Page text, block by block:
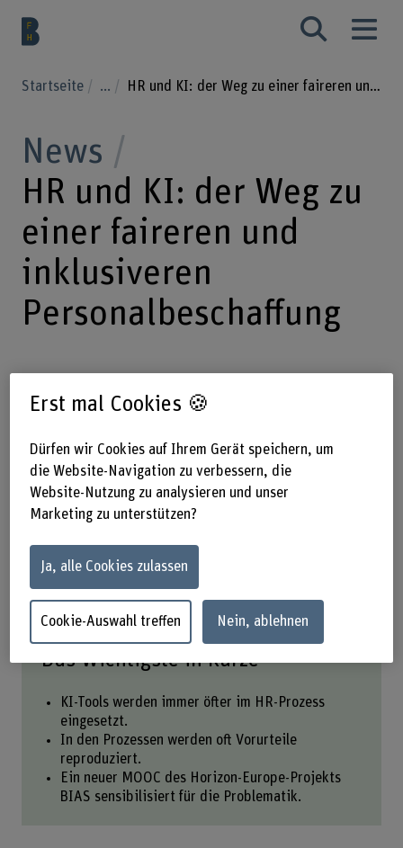
Startseite ... HR und KI: der Weg zu einer faireren und inklusiveren Personalbeschaffung
News
HR und KI: der Weg zu
einer faireren und
inklusiveren
Personalbeschaffung
18.05.2026
Wie kann KI fair und
transparent im Recruiting-Prozess
eingesetzt werden? Das BIAS-Projekt
bietet zu dieser Frage einen
kostenlosen Kurs für alle
Interessierten an.
Das Wichtigste in Kürze
KI-Tools werden immer öfter im HR-Prozess
eingesetzt.
In den Prozessen werden oft Vorurteile
reproduziert.
Ein neuer MOOC des Horizon-Europe-Projekts
BIAS sensibilisiert für die Problematik.
Erst mal Cookies 🍪
Dürfen wir Cookies auf Ihrem Gerät speichern, um
die Website-Navigation zu verbessern, die
Website-Nutzung zu analysieren und unser
Marketing zu unterstützen?
Ja, alle Cookies zulassen
Cookie-Auswahl treffen Nein, ablehnen